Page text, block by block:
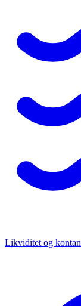
Likviditet og